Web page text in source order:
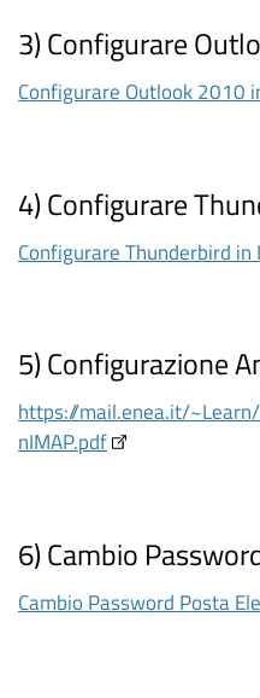
3) Configurare
Configurare Outlook 2010
4) Configurare
Configurare Thunderbird in
5) Configurazione
https://mail.enea.it/
nIMAP.pdf
6) Cambio
Cambio Password Posta